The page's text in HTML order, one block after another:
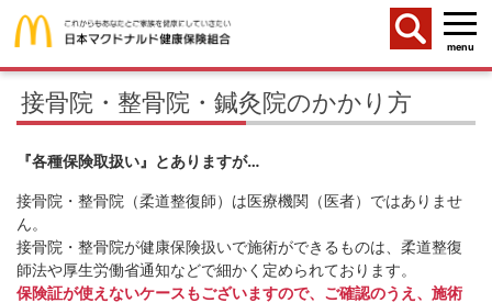
menu
接骨院・整骨院・鍼灸院のかかり方
『各種保険取扱い』とありますが…
接骨院・整骨院（柔道整復師）は医療機関（医者）ではありませ
ん。
接骨院・整骨院が健康保険扱いで施術ができるものは、柔道整復
師法や厚生労働省通知などで細かく定められております。
保険証が使えないケースもございますので、ご確認のうえ、施術